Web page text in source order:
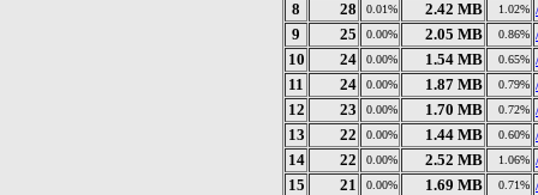
8
28 0.01% 2.42 MB 1.02%
9
25 0.00% 2.05 MB 0.86%
10
24 0.00% 1.54 MB 0.65%
11
24 0.00% 1.87 MB 0.79%
12
23 0.00% 1.70 MB 0.72%
13
22 0.00% 1.44 MB 0.60%
14
22 0.00% 2.52 MB 1.06%
15
21 0.00% 1.69 MB 0.71%